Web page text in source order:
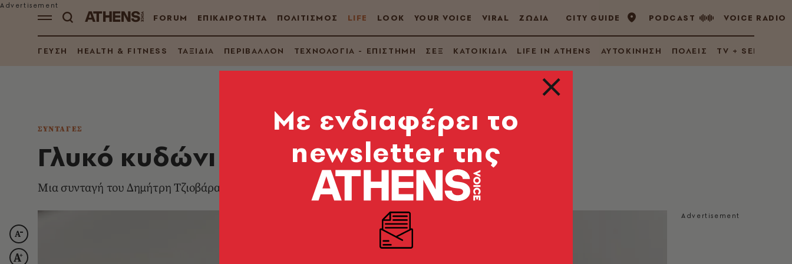
FORUM ΕΠΙΚΑΙΡΟΤΗΤΑ ΠΟΛΙΤΙΣΜΟΣ LIFE LOOK YOUR VOICE VIRAL ΖΩΔΙΑ CITY GUIDE PODCAST VOICE RADIO
ΓΕΥΣΗ HEALTH & FITNESS ΤΑΞΙΔΙΑ ΠΕΡΙΒΑΛΛΟΝ ΤΕΧΝΟΛΟΓΙΑ - ΕΠΙΣΤΗΜΗ ΣΕΞ ΚΑΤΟΙΚΙΔΙΑ LIFE IN ATHENS ΑΥΤΟΚΙΝΗΣΗ ΠΟΛΕΙΣ TV + SERIES
ΣΥΝΤΑΓΕΣ
Γλυκό κυδώνι με κόκκινο κρασί
Μια συνταγή του Δημήτρη Τζιοβάρα
Mε ενδιαφέρει το
newsletter της